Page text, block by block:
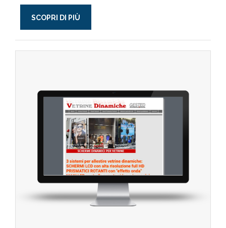
SCOPRI DI PIÙ